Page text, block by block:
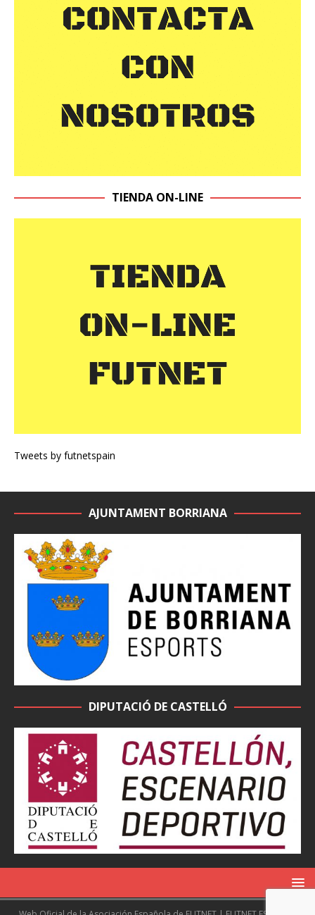
TIENDA ON-LINE
Tweets by futnetspain
AJUNTAMENT BORRIANA
DIPUTACIÓ DE CASTELLÓ